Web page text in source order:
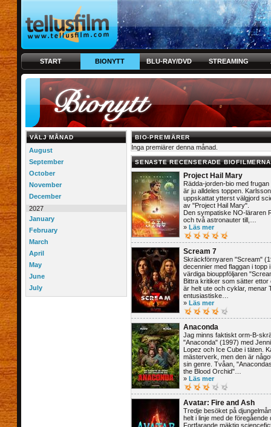
START BIONYTT BLU-RAY/DVD STREAMING
VÄLJ MÅNAD
August
September
October
November
December
2027
January
February
March
April
May
June
July
BIO-PREMIÄRER
Inga premiärer denna månad.
SENASTE RECENSERADE BIOFILMERNA
Project Hail Mary
Rädda-jorden-bio med
är ju alldeles toppen.
uppskattat ytterst välgjord
av "Project Hail Mary".
Den sympatiske NO-läraren
och två astronauter till,…
» Läs mer
Scream 7
Skräckförnyaren "Scream"
decennier med flaggan i topp
värdiga biouppföljaren
Bittra kritiker som sätter ettor
är helt ute och cyklar, menar
entusiastiske…
» Läs mer
Anaconda
Jag minns faktiskt orm-B-
"Anaconda" (1997) med
Lopez och Ice Cube i täten.
mästerverk, men den är
sin genre. Tvåan,
the Blood Orchid"…
» Läs mer
Avatar: Fire and Ash
Tredje besöket på
helt i linje med de föregående
Fortfarande mäktig